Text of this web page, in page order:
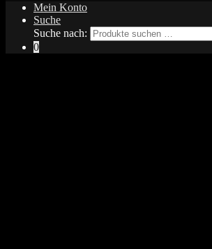
Mein Konto
Suche
Suche nach:
0